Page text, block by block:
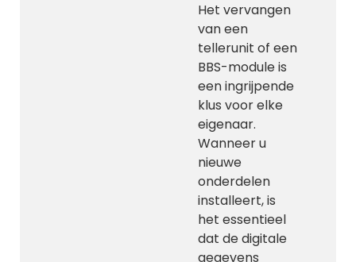
Het vervangen
van een
tellerunit of een
BBS-module is
een ingrijpende
klus voor elke
eigenaar.
Wanneer u
nieuwe
onderdelen
installeert, is
het essentieel
dat de digitale
gegevens